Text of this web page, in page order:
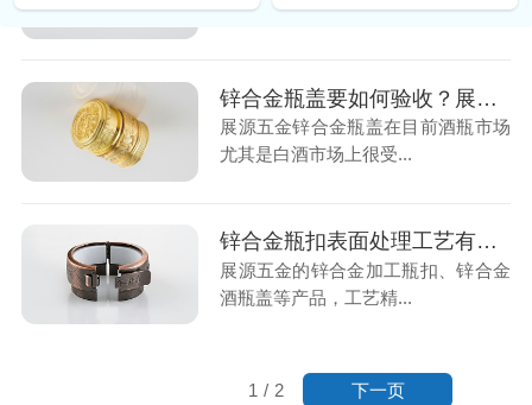
有一种常见的材料就是...
锌合金瓶盖要如何验收？展源五金揭晓
展源五金锌合金瓶盖在目前酒瓶市场
尤其是白酒市场上很受...
锌合金瓶扣表面处理工艺有哪几种？
展源五金的锌合金加工瓶扣、锌合金
酒瓶盖等产品，工艺精...
1 / 2 下一页